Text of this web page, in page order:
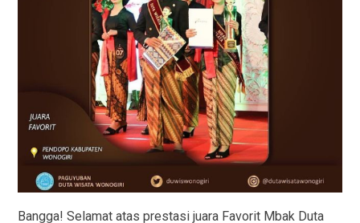
Bangga! Selamat atas prestasi juara Favorit Mbak Duta